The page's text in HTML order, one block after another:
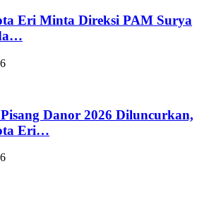
Eri Minta Direksi PAM Surya
Danor 2026 Diluncurkan,
Eri…